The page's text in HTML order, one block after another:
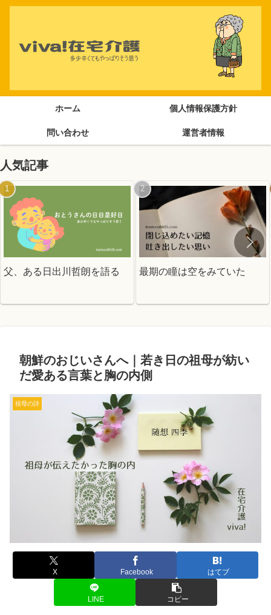
ホーム 個人情報保護方針
問い合わせ 運営者情報
人気記事
父、ある日出川哲朗を語る 最期の瞳は空をみていた
朝鮮のおじいさんへ｜若き日の祖母が紡い
だ愛ある言葉と胸の内側
祖母の詩
X Facebook はてブ
LINE コピー